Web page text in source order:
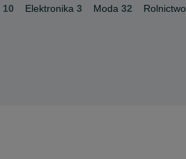
10 Elektronika 3 Moda 32 Rolnictwo